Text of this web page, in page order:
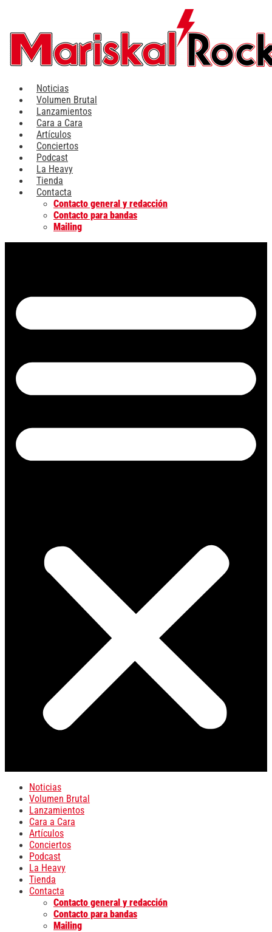
contenido
Noticias
Volumen Brutal
Lanzamientos
Cara a Cara
Artículos
Conciertos
Podcast
La Heavy
Tienda
Contacta
Contacto general y redacción
Contacto para bandas
Mailing
Noticias
Volumen Brutal
Lanzamientos
Cara a Cara
Artículos
Conciertos
Podcast
La Heavy
Tienda
Contacta
Contacto general y redacción
Contacto para bandas
Mailing